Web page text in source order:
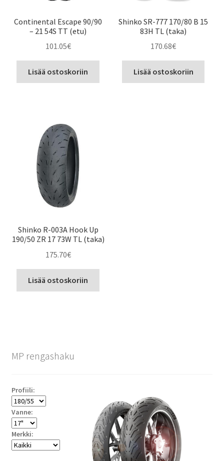
Continental Escape 90/90
– 21 54S TT (etu)
101.05€
Lisää ostoskoriin
Shinko SR-777 170/80 B 15
83H TL (taka)
170.68€
Lisää ostoskoriin
Shinko R-003A Hook Up
190/50 ZR 17 73W TL (taka)
175.70€
Lisää ostoskoriin
MP rengashaku
Profiili:
Vanne:
Merkki: